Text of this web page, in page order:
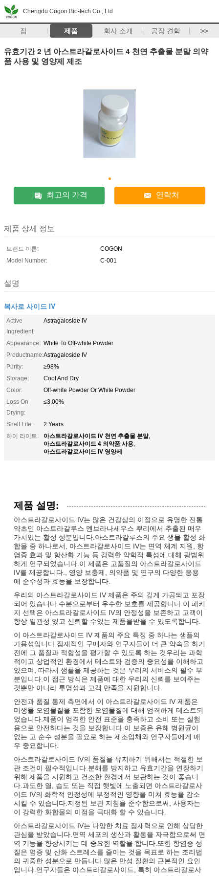
Chengdu Cogon Bio-tech Co., Ltd
집 제품 회사 소개 공장 견학 >>
유효기간 2 년 아스트라갈로사이드 4 천연 추출물 분말 의약
품 사용 및 영양제 제조
최고의 가격 연락처
제품 상세 정보
브랜드 이름:
COGON
Model Number:
C-001
설명
복사로 사이드 IV
Active
Ingredient:
Astragaloside IV
Appearance: White To Off-white Powder
Productname:Astragaloside IV
Purity:
≥98%
Storage:
Cool And Dry
Color:
Off-white Powder Or White Powder
Loss On
Drying:
≤3.00%
Shelf Life:
2 Years
하이 라이트:
아스트라갈로사이드 IV 천연 추출물 분말,
아스트라갈로사이드 4 의약품 사용,
아스트라갈로사이드 IV 영양제
제품 설명:
아스트라갈로사이드 IV는 많은 건강상의 이점으로 유명한 전통
약초인 아스트라갈루스 멘브라나세우스 뿌리에서 추출된 매우
가치있는 활성 성분입니다.아스트라갈루스의 주요 생물 활성 화
합물 중 하나로서, 아스트라갈로사이드 IV는 면역 체계 지원, 항
염증 효과 및 항산화 기능 등 강력한 약학적 특성에 대해 광범위
하게 연구되었습니다.이 제품은 고품질의 아스트라갈로사이드
IV를 제공합니다., 영양 보충제, 의약품 및 연구의 다양한 응용
에 순수성과 효능을 보장합니다.
우리의 아스트라갈로사이드 IV 제품은 주의 깊게 가공되고 포장
되어 있습니다.수분으로부터 우수한 보호를 제공합니다.이 패키
지 선택은 아스트라갈로사이드 IV의 안정성을 보존하고 고객이
항상 일관성 있고 신뢰할 수있는 제품을받을 수 있도록합니다.
이 아스트라갈로사이드 IV 제품의 주요 특징 중 하나는 샘플의
가용성입니다.잠재적인 구매자와 연구자들이 더 큰 약속을 하기
전에 그 품질과 적합성을 평가할 수 있도록 하는 것우리는 과학
적이고 상업적인 환경에서 테스트와 검증의 중요성을 이해하고
있으며, 따라서 샘플을 제공하는 것은 우리의 서비스의 필수 부
분입니다.이 접근 방식은 제품에 대한 우리의 신뢰를 보여주는
것뿐만 아니라 투명성과 고객 만족을 지원합니다.
안전과 품질 통제 측면에서 이 아스트라갈로사이드 IV 제품은
미생물 오염물질을 포함한 오염물질에 대해 엄격하게 테스트되
었습니다.제품이 엄격한 안전 표준을 충족하고 소비 또는 실험
용으로 안전하다는 것을 보장합니다.이 보증은 유해 병원균이
없는 고 순수 성분을 필요로 하는 제조업체와 연구자들에게 매
우 중요합니다.
아스트라갈로사이드 IV의 품질을 유지하기 위해서는 적절한 보
관 조건이 필수적입니다.분해를 방지하고 유효기간을 연장하기
위해 제품을 시원하고 건조한 환경에서 보관하는 것이 좋습니
다.과도한 열, 습도 또는 직접 햇빛에 노출되면 아스트라갈로사
이드 IV의 화학적 안정성에 부정적인 영향을 미쳐 효능을 감소
시킬 수 있습니다.지정된 보관 지침을 준수함으로써, 사용자는
이 강력한 화합물의 이점을 극대화 할 수 있습니다.
아스트라갈로사이드 IV는 다양한 치료 잠재력으로 인해 상당한
관심을 받았습니다.면역 세포의 생산과 활동을 자극함으로써 면
역 기능을 향상시키는 데 중요한 역할을 합니다.또한 항염증 성
질은 염증 및 산화 스트레스를 줄이는 것을 목표로 하는 조리법
의 귀중한 성분으로 만듭니다.많은 만성 질환의 근본적인 요인
입니다.연구자들은 아스트라갈로사이드, 특히 아스트라갈로사